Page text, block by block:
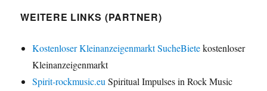
WEITERE LINKS (PARTNER)
Kostenloser Kleinanzeigenmarkt SucheBietekostenloser
Kleinanzeigenmarkt
Spirit-rockmusic.euSpiritual Impulses in Rock Music